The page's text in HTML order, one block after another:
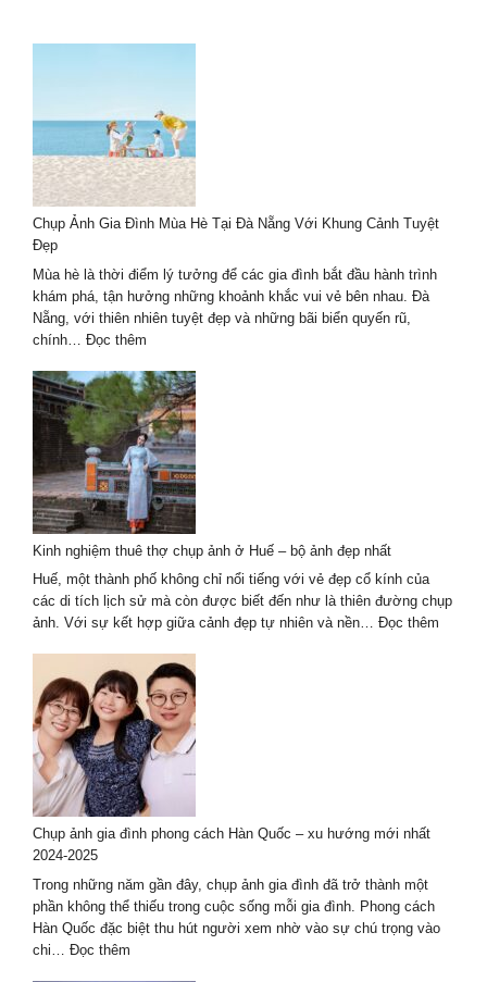
Chụp Ảnh Gia Đình Mùa Hè Tại Đà Nẵng Với Khung Cảnh Tuyệt
Đẹp
Mùa hè là thời điểm lý tưởng để các gia đình bắt đầu hành trình
khám phá, tận hưởng những khoảnh khắc vui vẻ bên nhau. Đà
Nẵng, với thiên nhiên tuyệt đẹp và những bãi biển quyến rũ,
chính… Đọc thêm
Ảnh
Gia
Đình
Mùa
Hè
Tại
Đà
Nẵng
Với
Khung
Cảnh
Tuyệt
Kinh nghiệm thuê thợ chụp ảnh ở Huế – bộ ảnh đẹp nhất
Huế, một thành phố không chỉ nổi tiếng với vẻ đẹp cổ kính của
các di tích lịch sử mà còn được biết đến như là thiên đường chụp
ảnh. Với sự kết hợp giữa cảnh đẹp tự nhiên và nền… Đọc thêm
Chụp ảnh gia đình phong cách Hàn Quốc – xu hướng mới nhất
2024-2025
Trong những năm gần đây, chụp ảnh gia đình đã trở thành một
phần không thể thiếu trong cuộc sống mỗi gia đình. Phong cách
Hàn Quốc đặc biệt thu hút người xem nhờ vào sự chú trọng vào
chi… Đọc thêm